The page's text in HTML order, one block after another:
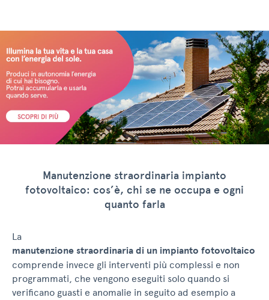
Manutenzione straordinaria impianto
fotovoltaico: cos’è, chi se ne occupa e ogni
quanto farla
La
manutenzione straordinaria di un impianto fotovoltaico
comprende invece gli interventi più complessi e non
programmati, che vengono eseguiti solo quando si
verificano guasti e anomalie in seguito ad esempio a